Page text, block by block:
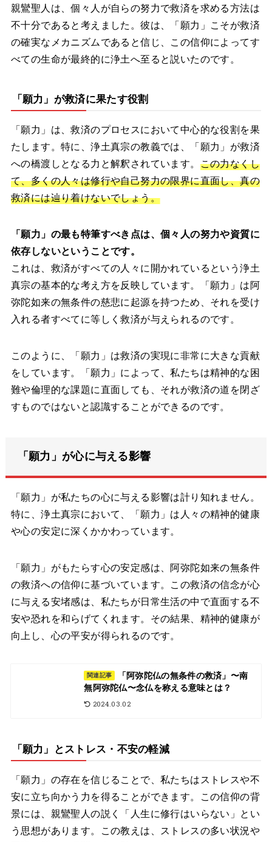
親鸞聖人は、個々人が自らの努力で救済を求める方法は
不十分であると考えました。彼は、「願力」こそが救済
の確実なメカニズムであると信じ、この信仰によってす
べての生命が最終的に浄土へ至ると説いたのです。
「願力」が救済に果たす役割
「願力」は、救済のプロセスにおいて中心的な役割を果
たします。特に、浄土真宗の教義では、「願力」が救済
への橋渡しとなる力と解釈されています。 この力なくし
て、多くの人々は修行や自己努力の限界に直面し、真の
救済には辿り着けないでしょう。
「願力」の最も特筆すべき点は、個々人の努力や資質に
依存しないということです。
これは、救済がすべての人々に開かれているという浄土
真宗の基本的な考え方を反映しています。「願力」は阿
弥陀如来の無条件の慈悲に起源を持つため、それを受け
入れる者すべてに等しく救済が与えられるのです。
このように、「願力」は救済の実現に非常に大きな貢献
をしています。「願力」によって、私たちは精神的な困
難や倫理的な課題に直面しても、それが救済の道を閉ざ
すものではないと認識することができるのです。
「願力」が心に与える影響
「願力」が私たちの心に与える影響は計り知れません。
特に、浄土真宗において、「願力」は人々の精神的健康
や心の安定に深くかかわっています。
「願力」がもたらす心の安定感は、阿弥陀如来の無条件
の救済への信仰に基づいています。この救済の信念が心
に与える安堵感は、私たちが日常生活の中で直面する不
安や恐れを和らげてくれます。その結果、精神的健康が
向上し、心の平安が得られるのです。
関連記事
「阿弥陀仏の無条件の救済」〜南
無阿弥陀仏〜念仏を称える意味とは？
2024.03.02
「願力」とストレス・不安の軽減
「願力」の存在を信じることで、私たちはストレスや不
安に立ち向かう力を得ることができます。この信仰の背
景には、親鸞聖人の説く「人生に修行はいらない」とい
う思想があります。この教えは、ストレスの多い状況や